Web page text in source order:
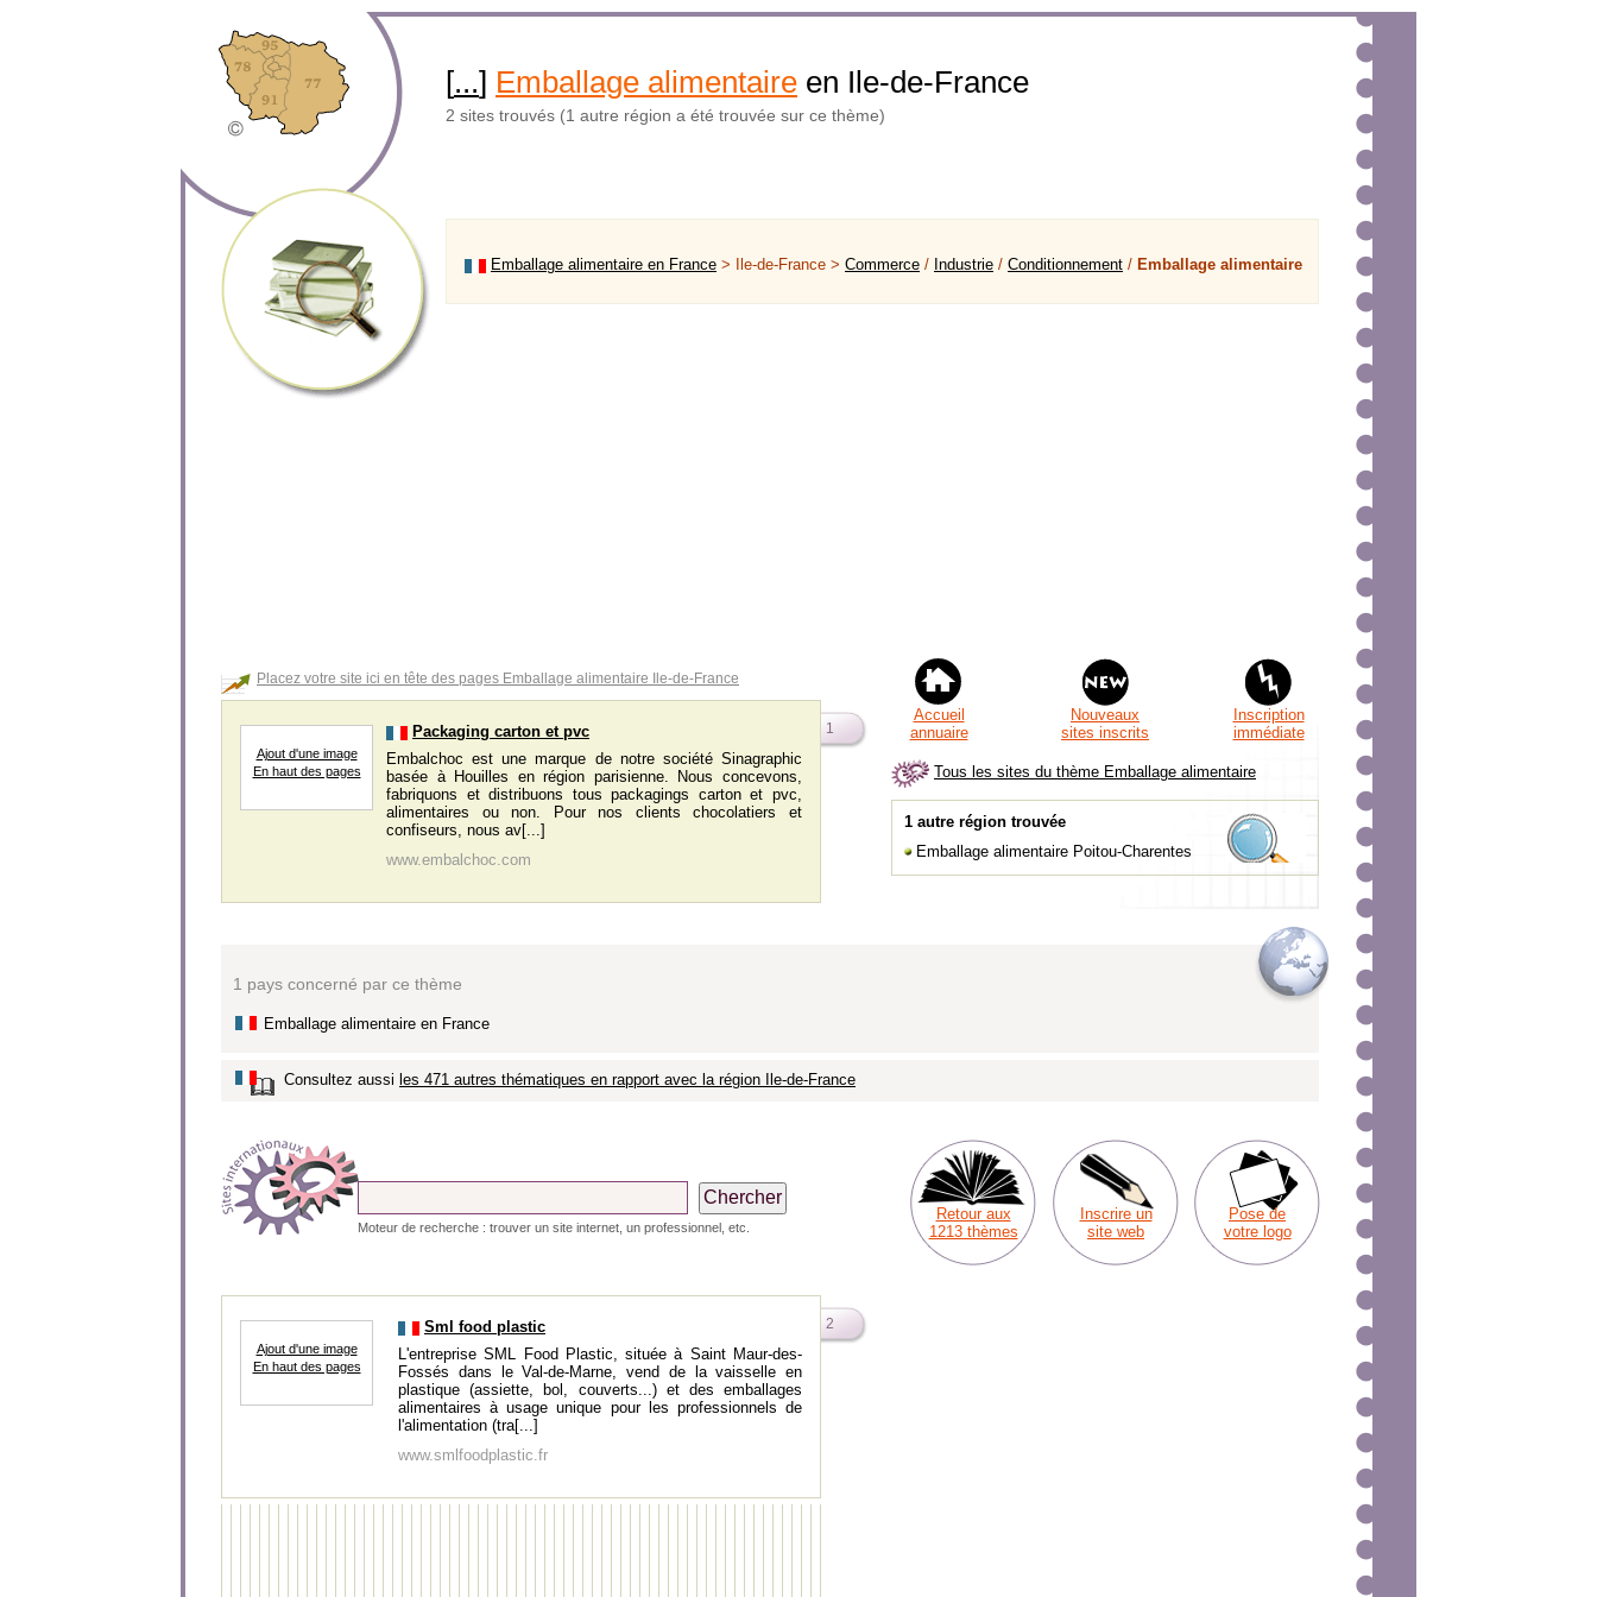
[...] Emballage alimentaire en Ile-de-France
2 sites trouvés (1 autre région a été trouvée sur ce thème)
Emballage alimentaire en France > Ile-de-France > Commerce / Industrie / Conditionnement / Emballage alimentaire
Placez votre site ici en tête des pages Emballage alimentaire Ile-de-France
Ajout d'une image
En haut des pages
Packaging carton et pvc
Embalchoc est une marque de notre société Sinagraphic
basée à Houilles en région parisienne. Nous concevons,
fabriquons et distribuons tous packagings carton et pvc,
alimentaires ou non. Pour nos clients chocolatiers et
confiseurs, nous av[...]
www.embalchoc.com
1
Accueil
annuaire
Nouveaux
sites inscrits
Inscription
immédiate
Tous les sites du thème Emballage alimentaire
1 autre région trouvée
Emballage alimentaire Poitou-Charentes
1 pays concerné par ce thème
Emballage alimentaire en France
Consultez aussi les 471 autres thématiques en rapport avec la région Ile-de-France
Moteur de recherche : trouver un site internet, un professionnel, etc.
Retour aux
1213 thèmes
Inscrire un
site web
Pose de
votre logo
Ajout d'une image
En haut des pages
Sml food plastic
L'entreprise SML Food Plastic, située à Saint Maur-des-
Fossés dans le Val-de-Marne, vend de la vaisselle en
plastique (assiette, bol, couverts...) et des emballages
alimentaires à usage unique pour les professionnels de
l'alimentation (tra[...]
www.smlfoodplastic.fr
2